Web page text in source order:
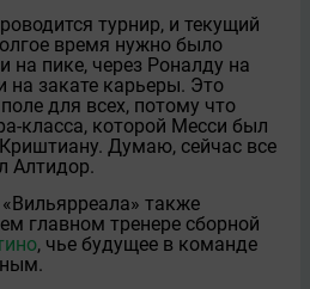
турнир, и текущий
время нужно было
на пике, через Роналду на
на закате карьеры. Это
для всех, потому что
класса, которой Месси был
Думаю, сейчас всe
Алтидор.
также
главном тренере сборной
, чьe будущее в команде